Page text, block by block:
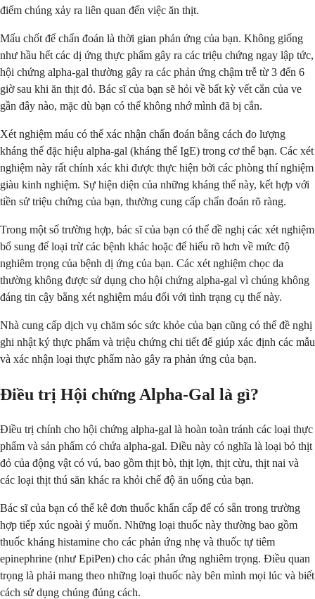
điểm chúng xảy ra liên quan đến việc ăn thịt.
Mấu chốt để chẩn đoán là thời gian phản ứng của bạn. Không giống
như hầu hết các dị ứng thực phẩm gây ra các triệu chứng ngay lập tức,
hội chứng alpha-gal thường gây ra các phản ứng chậm trễ từ 3 đến 6
giờ sau khi ăn thịt đỏ. Bác sĩ của bạn sẽ hỏi về bất kỳ vết cắn của ve
gần đây nào, mặc dù bạn có thể không nhớ mình đã bị cắn.
Xét nghiệm máu có thể xác nhận chẩn đoán bằng cách đo lượng
kháng thể đặc hiệu alpha-gal (kháng thể IgE) trong cơ thể bạn. Các xét
nghiệm này rất chính xác khi được thực hiện bởi các phòng thí nghiệm
giàu kinh nghiệm. Sự hiện diện của những kháng thể này, kết hợp với
tiền sử triệu chứng của bạn, thường cung cấp chẩn đoán rõ ràng.
Trong một số trường hợp, bác sĩ của bạn có thể đề nghị các xét nghiệm
bổ sung để loại trừ các bệnh khác hoặc để hiểu rõ hơn về mức độ
nghiêm trọng của bệnh dị ứng của bạn. Các xét nghiệm chọc da
thường không được sử dụng cho hội chứng alpha-gal vì chúng không
đáng tin cậy bằng xét nghiệm máu đối với tình trạng cụ thể này.
Nhà cung cấp dịch vụ chăm sóc sức khỏe của bạn cũng có thể đề nghị
ghi nhật ký thực phẩm và triệu chứng chi tiết để giúp xác định các mẫu
và xác nhận loại thực phẩm nào gây ra phản ứng của bạn.
Điều trị Hội chứng Alpha-Gal là gì?
Điều trị chính cho hội chứng alpha-gal là hoàn toàn tránh các loại thực
phẩm và sản phẩm có chứa alpha-gal. Điều này có nghĩa là loại bỏ thịt
đỏ của động vật có vú, bao gồm thịt bò, thịt lợn, thịt cừu, thịt nai và
các loại thịt thú săn khác ra khỏi chế độ ăn uống của bạn.
Bác sĩ của bạn có thể kê đơn thuốc khẩn cấp để có sẵn trong trường
hợp tiếp xúc ngoài ý muốn. Những loại thuốc này thường bao gồm
thuốc kháng histamine cho các phản ứng nhẹ và thuốc tự tiêm
epinephrine (như EpiPen) cho các phản ứng nghiêm trọng. Điều quan
trọng là phải mang theo những loại thuốc này bên mình mọi lúc và biết
cách sử dụng chúng đúng cách.